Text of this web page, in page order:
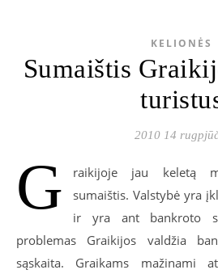
KELIONĖS
Sumaištis
2010 14
G
raikijoje jau keletą
sumaištis. Valstybė yra
ir yra ant bankroto
problemas Graikijos valdžia
sąskaita. Graikams mažinami